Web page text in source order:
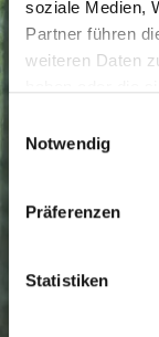
soziale Medien,
Partner führen
weiteren Daten
Notwendig
Präferenzen
Statistiken